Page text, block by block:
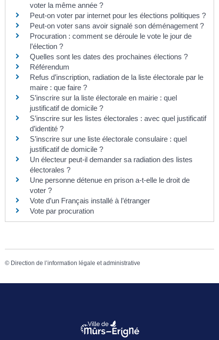
voter la même année ?
Peut-on voter par internet pour les élections politiques ?
Peut-on voter sans avoir signalé son déménagement ?
Procuration : comment se déroule le vote le jour de
l’élection ?
Quelles sont les dates des prochaines élections ?
Référendum
Refus d’inscription, radiation de la liste électorale par le
maire : que faire ?
S’inscrire sur la liste électorale en mairie : quel
justificatif de domicile ?
S’inscrire sur les listes électorales : avec quel justificatif
d’identité ?
S’inscrire sur une liste électorale consulaire : quel
justificatif de domicile ?
Un électeur peut-il demander sa radiation des listes
électorales ?
Une personne détenue en prison a-t-elle le droit de
voter ?
Vote d’un Français installé à l’étranger
Vote par procuration
© Direction de l’information légale et administrative